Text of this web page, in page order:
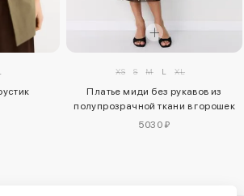
XS S M L XL
Платье миди без рукавов из
полупрозрачной ткани в горошек
5030 ₽